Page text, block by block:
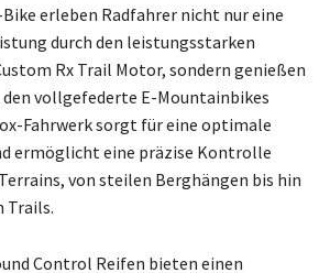
erleben Radfahrer nicht nur eine
durch den leistungsstarken
Rx Trail Motor, sondern genießen
vollgefederte E-Mountainbikes
Fahrwerk sorgt für eine optimale
ermöglicht eine präzise Kontrolle
von steilen Berghängen bis hin
Trails.
Control Reifen bieten einen